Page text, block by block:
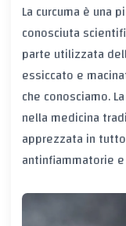
La curcuma è una
conosciuta
parte utilizzata
essiccato e
che conosciamo.
nella medicina
apprezzata in
antinfiammatorie